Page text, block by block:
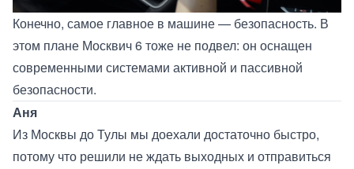
Конечно, самое главное в машине — безопасность. В
этом плане Москвич 6 тоже не подвел: он оснащен
современными системами активной и пассивной
безопасности.
Аня
Из Москвы до Тулы мы доехали достаточно быстро,
потому что решили не ждать выходных и отправиться